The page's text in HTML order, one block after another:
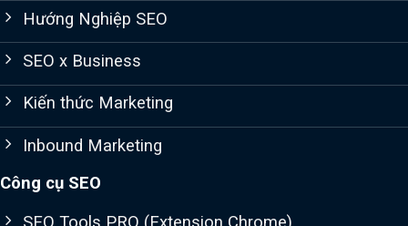
Hướng Nghiệp SEO
SEO x Business
Kiến thức Marketing
Inbound Marketing
Công cụ SEO